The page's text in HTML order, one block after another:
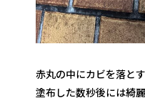
赤丸の中にカビを落と
塗布した数秒後には綺